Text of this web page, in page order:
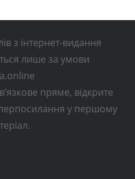
з інтернет-видання
лише за умови
пряме, відкрите
у першому